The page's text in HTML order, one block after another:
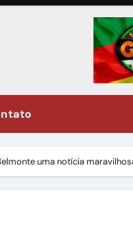
uma notícia